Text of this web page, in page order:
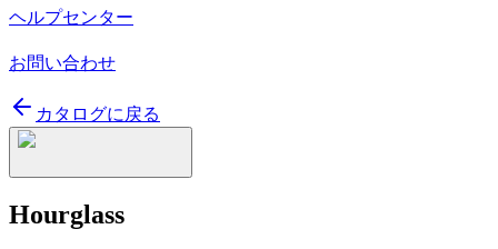
ヘルプセンター
お問い合わせ
カタログに戻る
Hourglass